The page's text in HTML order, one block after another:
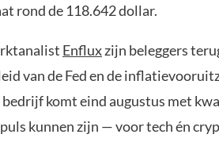
rond de 118.642 dollar.
Enfluxzijn beleggers
van de Fed en de
komt eind augustus met
kunnen zijn — voor tech én